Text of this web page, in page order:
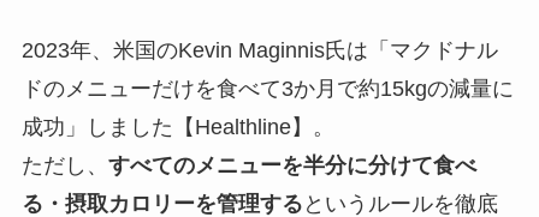
2023年、米国のKevin Maginnis氏は「マクドナル
ドのメニューだけを食べて3か月で約15kgの減量に
成功」しました【Healthline】。
ただし、 すべてのメニューを半分に分けて食べ
る・摂取カロリーを管理する というルールを徹底